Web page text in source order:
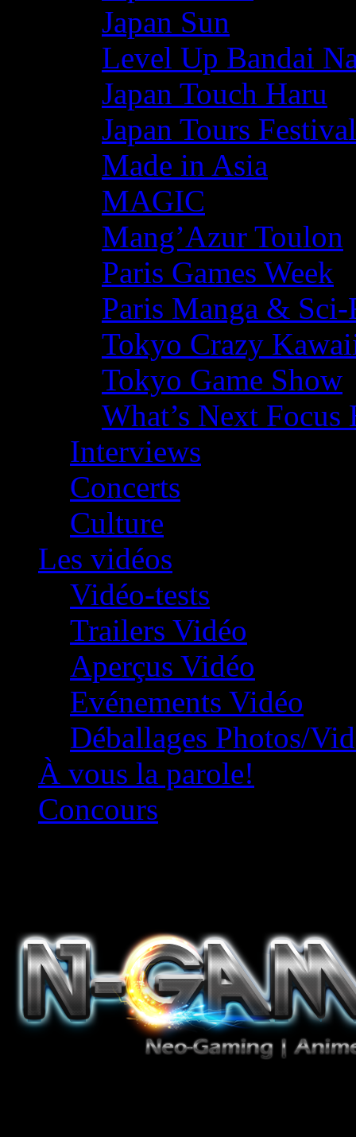
Japan Sun
Level Up Bandai
Japan Touch Haru
Japan Tours Festival
Made in Asia
MAGIC
Mang’Azur Toulon
Paris Games Week
Paris Manga &
Tokyo Crazy
Tokyo Game Show
What’s Next
Interviews
Concerts
Culture
Les vidéos
Vidéo-tests
Trailers Vidéo
Aperçus Vidéo
Evénements Vidéo
Déballages Photos/
À vous la parole!
Concours